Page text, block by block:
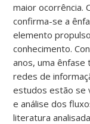
maior ocorrência.
confirma-se a
elemento
conhecimento.
anos, uma ênfase
redes de
estudos estão se
e análise dos
literatura